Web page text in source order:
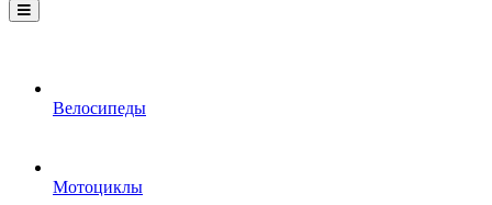
Велосипеды
Мотоциклы